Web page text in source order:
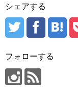
シェアする
フォローする